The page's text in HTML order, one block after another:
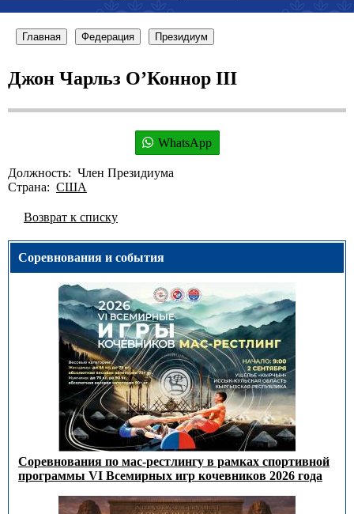
Главная Федерация Президиум
Джон Чарльз О’Коннор III
WhatsApp
Должность: Член Президиума
Страна: США
Возврат к списку
Соревнования и события
Соревнования по мас-рестлингу в рамках спортивной
программы VI Всемирных игр кочевников 2026 года